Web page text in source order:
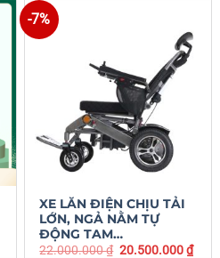
-7%
XE LĂN ĐIỆN CHỊU TẢI
LỚN, NGẢ NẰM TỰ
ĐỘNG TAM…
22.000.000₫ 20.500.000₫